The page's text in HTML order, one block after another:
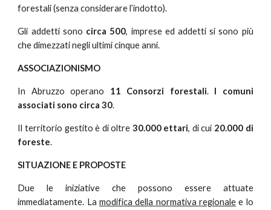
forestali (senza considerare l’indotto).
Gli addetti sono circa 500, imprese ed addetti si sono più
che dimezzati negli ultimi cinque anni.
ASSOCIAZIONISMO
In Abruzzo operano 11 Consorzi forestali. I comuni
associati sono circa 30.
Il territorio gestito è di oltre 30.000 ettari, di cui 20.000 di
foreste.
SITUAZIONE E PROPOSTE
Due le iniziative che possono essere attuate
immediatamente. Lamodifica della normativa regionalee lo